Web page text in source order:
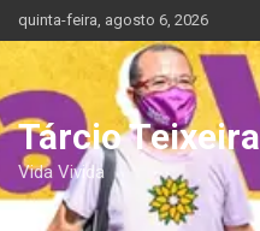
to
quinta-feira, agosto 6, 2026
Tárcio Teixeira
Vida Vivida